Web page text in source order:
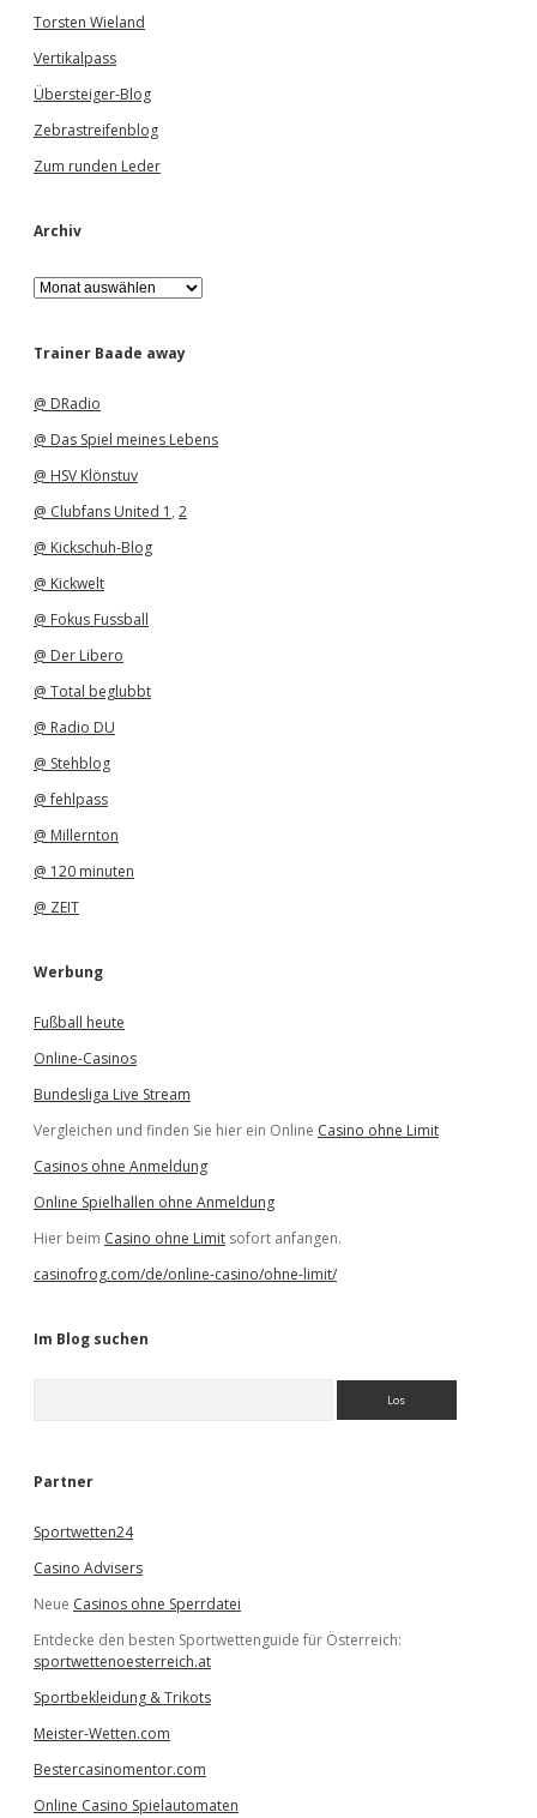
Torsten Wieland
Vertikalpass
Übersteiger-Blog
Zebrastreifenblog
Zum runden Leder
Archiv
A
r
h
Trainer Baade away
@ DRadio
@ Das Spiel meines Lebens
@ HSV Klönstuv
@ Clubfans United 1 , 2
@ Kickschuh-Blog
@ Kickwelt
@ Fokus Fussball
@ Der Libero
@ Total beglubbt
@ Radio DU
@ Stehblog
@ fehlpass
@ Millernton
@ 120 minuten
@ ZEIT
Werbung
Fußball heute
Online-Casinos
Bundesliga Live Stream
Vergleichen und finden Sie hier ein Online Casino ohne Limit
Casinos ohne Anmeldung
Online Spielhallen ohne Anmeldung
Hier beim Casino ohne Limit sofort anfangen.
casinofrog.com/de/online-casino/ohne-limit/
Im Blog suchen
e
Partner
Sportwetten24
Casino Advisers
Neue Casinos ohne Sperrdatei
Entdecke den besten Sportwettenguide für Österreich:
sportwettenoesterreich.at
Sportbekleidung & Trikots
Meister-Wetten.com
Bestercasinomentor.com
Online Casino Spielautomaten